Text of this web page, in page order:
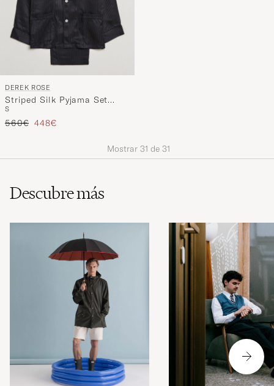
DEREK ROSE
Striped Silk Pyjama Set
Black
S
Precio ordinario
560€ Precio reducido
448€
Mostrar 31 de 31
Descubre más